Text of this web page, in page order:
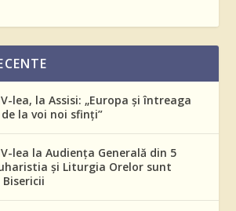
lea, la Assisi: „Europa și întreaga
la voi noi sfinți”
lea la Audiența Generală din 5
și Liturgia Orelor sunt